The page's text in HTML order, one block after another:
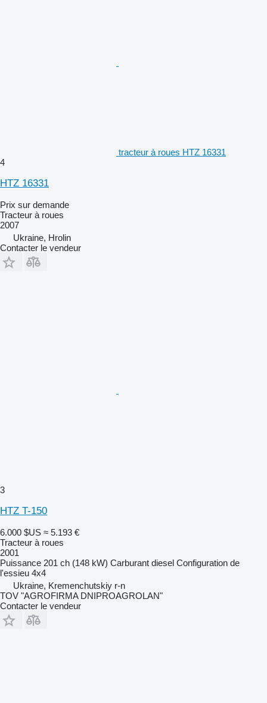
tracteur à roues HTZ 16331
4
HTZ 16331
Prix sur demande
Tracteur à roues
2007
Ukraine, Hrolin
Contacter le vendeur
3
HTZ T-150
6.000 $US ≈ 5.193 €
Tracteur à roues
2001
Puissance 201 ch (148 kW) Carburant diesel Configuration de
l'essieu 4x4
Ukraine, Kremenchutskiy r-n
TOV "AGROFIRMA DNIPROAGROLAN"
Contacter le vendeur